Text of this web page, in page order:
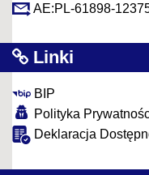
AE:PL-61898-
Linki
BIP
Polityka
Deklaracja